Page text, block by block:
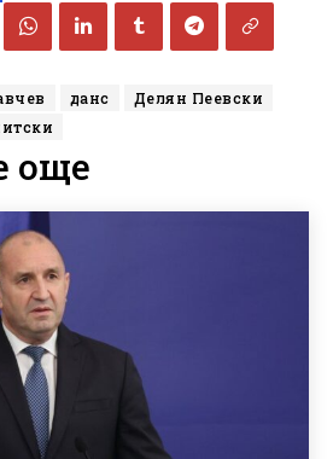
данс
Делян Пеевски
още